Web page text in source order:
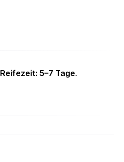
Reifezeit: 5–7 Tage.